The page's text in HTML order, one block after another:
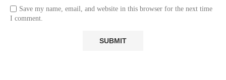
Save my name, email, and website in this browser for the next time
I comment.